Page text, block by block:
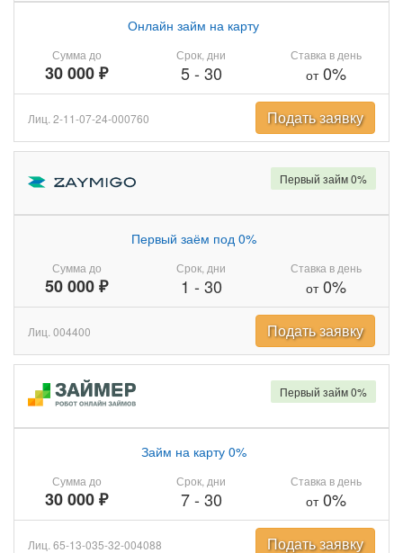
Сумма до
30 000 ₽
Онлайн займ на карту
Срок, дни
5- 30
Ставка в день
от0%
Лиц. 2-11-07-24-000760 Подать заявку
Сумма до
50 000 ₽
Первый заём под 0%
Срок, дни
1 - 30
Ставка в день
от0%
Первый займ 0%
Лиц. 004400 Подать заявку
Сумма до
30 000 ₽
Займ на карту 0%
Срок, дни
7- 30
Ставка в день
от0%
Первый займ 0%
Лиц. 65-13-035-32-004088 Подать заявку